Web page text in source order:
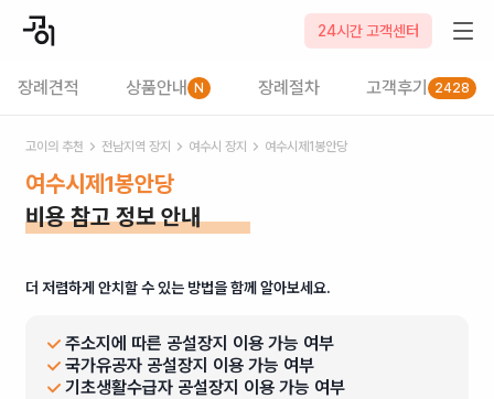
24시간 고객센터
장례견적 상품안내 N 장례절차 고객후기 2428
고이의 추천 전남지역 장지 여수시 장지 여수시제1봉안당
여수시제1봉안당
비용 참고 정보 안내
더 저렴하게 안치할 수 있는 방법을 함께 알아보세요.
주소지에 따른 공설장지 이용 가능 여부
국가유공자 공설장지 이용 가능 여부
기초생활수급자 공설장지 이용 가능 여부